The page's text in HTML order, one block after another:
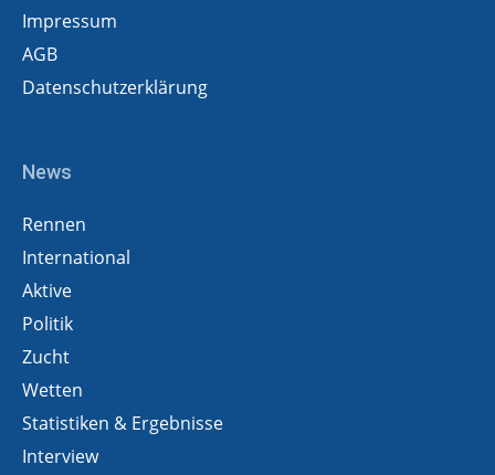
Impressum
AGB
Datenschutzerklärung
News
Rennen
International
Aktive
Politik
Zucht
Wetten
Statistiken & Ergebnisse
Interview